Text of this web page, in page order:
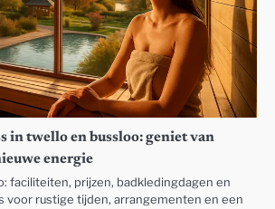
in twello en bussloo: geniet van
energie
faciliteiten, prijzen, badkledingdagen en
voor rustige tijden, arrangementen en een